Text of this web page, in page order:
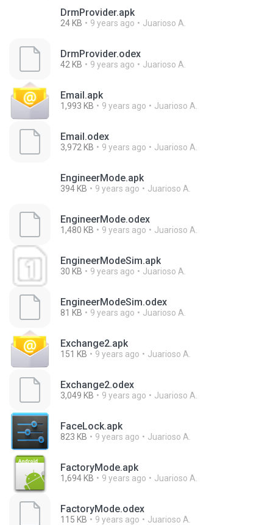
DrmProvider.apk
24 KB 9 years ago Juarioso A.
DrmProvider.odex
42 KB 9 years ago Juarioso A.
Email.apk
1,993 KB 9 years ago Juarioso A.
Email.odex
3,972 KB 9 years ago Juarioso A.
EngineerMode.apk
394 KB 9 years ago Juarioso A.
EngineerMode.odex
1,480 KB 9 years ago Juarioso A.
EngineerModeSim.apk
30 KB 9 years ago Juarioso A.
EngineerModeSim.odex
81 KB 9 years ago Juarioso A.
Exchange2.apk
151 KB 9 years ago Juarioso A.
Exchange2.odex
3,049 KB 9 years ago Juarioso A.
FaceLock.apk
823 KB 9 years ago Juarioso A.
FactoryMode.apk
1,694 KB 9 years ago Juarioso A.
FactoryMode.odex
115 KB 9 years ago Juarioso A.